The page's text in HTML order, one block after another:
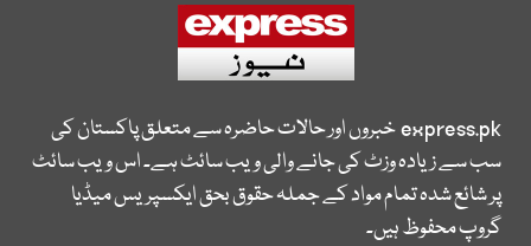
express.pkخبروں اور حالات حاضرہ سے متعلق پاکستان کی
سب سے زیادہ وزٹ کی جانے والی ویب سائٹ ہے۔ اس ویب سائٹ
پر شائع شدہ تمام مواد کے جملہ حقوق بحق ایکسپریس میڈیا
گروپ محفوظ ہیں۔